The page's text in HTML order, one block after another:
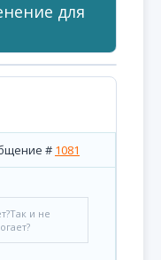
для
# 1081
и не